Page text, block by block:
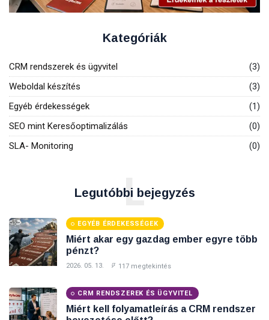
Kategóriák
CRM rendszerek és ügyvitel
(3)
Weboldal készítés
(3)
Egyéb érdekességek
(1)
SEO mint Keresőoptimalizálás
(0)
SLA- Monitoring
(0)
Legutóbbi bejegyzés
L
EGYÉB ÉRDEKESSÉGEK
Miért akar egy gazdag ember egyre több
pénzt?
2026. 05. 13. 117 megtekintés
CRM RENDSZEREK ÉS ÜGYVITEL
Miért kell folyamatleírás a CRM rendszer